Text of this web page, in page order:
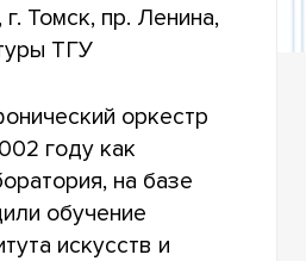
«ЭСТУС»
Томск, пр. Ленина,
ТГУ
оркестр
году как
на базе
обучение
искусств и